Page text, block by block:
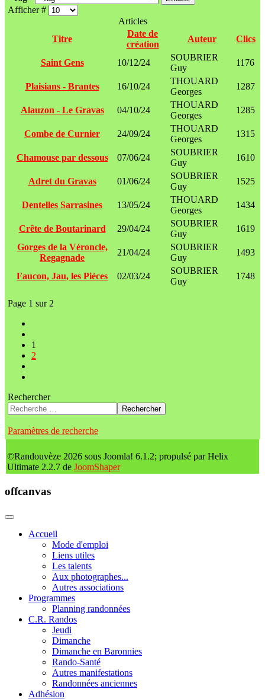
Afficher #
Articles
Titre
Date de
création
Auteur Clics
Saint Gens 10/12/24
SOUBRIER
Guy
1176
Plaisians - Brantes 16/10/24
THOUARD
Georges
1287
Alauzon - Le Gravas 04/10/24
THOUARD
Georges
1285
Combe de Curnier 24/09/24
THOUARD
Georges
1315
Chamouse par dessous 07/06/24
SOUBRIER
Guy
1610
Adret du Gravas 01/06/24
SOUBRIER
Guy
1525
Dentelles Sarrasines 13/05/24
THOUARD
Georges
1434
Crête de Boutarinard 29/04/24
SOUBRIER
Guy
1619
Gorges de la Véroncle,
Regagnade
21/04/24
SOUBRIER
Guy
1493
Faucon, Jau, les Pièces 02/03/24
SOUBRIER
Guy
1748
Page 1 sur 2
1
2
Rechercher
Rechercher
Paramètres de recherche
©Randouvèze 2026 sous Joomla! 6.1.2; propulsé par Helix
Ultimate 2.2.7 de JoomShaper
offcanvas
Accueil
Mode d'emploi
Liens utiles
Les talents
Aux photographes...
Autres associations
Programmes
Planning randonnées
C.R. Randos
Jeudi
Dimanche
Dimanche en Baronnies
Rando-Santé
Autres manifestations
Randonnées anciennes
Adhésion